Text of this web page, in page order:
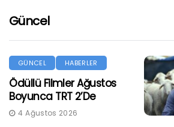
Güncel
GÜNCEL HABERLER
Ödüllü Filmler Ağustos
Boyunca TRT 2’de
4 Ağustos 2026